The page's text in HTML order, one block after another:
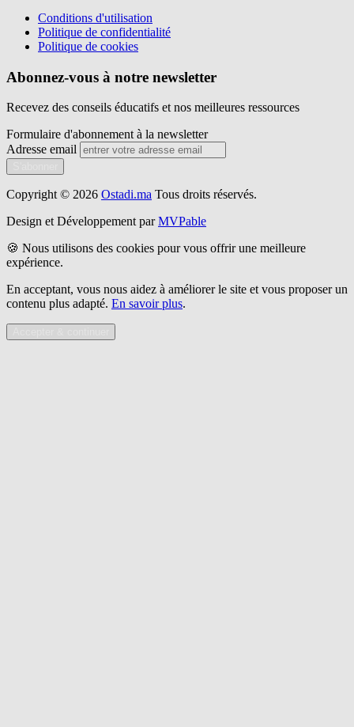
Conditions d'utilisation
Politique de confidentialité
Politique de cookies
Abonnez-vous à notre newsletter
Recevez des conseils éducatifs et nos meilleures ressources
Formulaire d'abonnement à la newsletter
Adresse email
Copyright © 2026 Ostadi.ma Tous droits réservés.
Design et Développement par MVPable
🍪 Nous utilisons des cookies pour vous offrir une meilleure
expérience.
En acceptant, vous nous aidez à améliorer le site et vous proposer un
contenu plus adapté. En savoir plus.